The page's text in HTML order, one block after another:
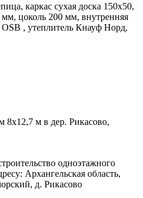
каркас сухая доска 150х50,
цоколь 200 мм, внутренняя
, утеплитель Кнауф Норд,
м в дер. Рикасово,
одноэтажного
Архангельская область,
д. Рикасово